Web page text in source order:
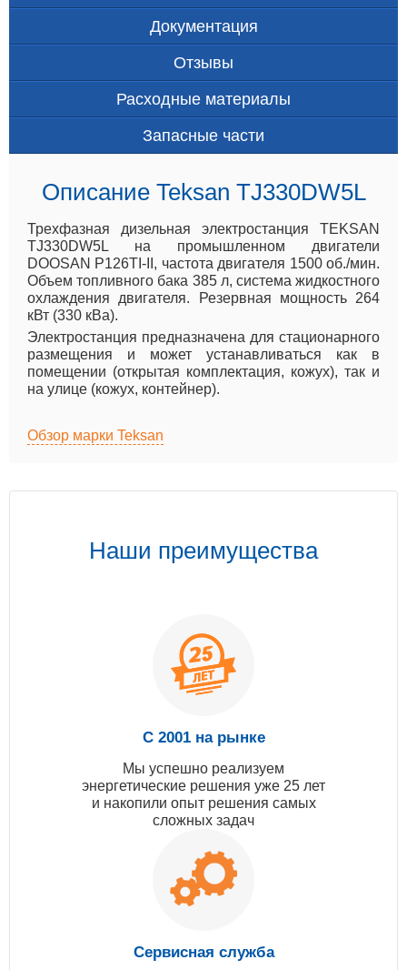
Документация
Отзывы
Расходные материалы
Запасные части
Описание Teksan TJ330DW5L
Трехфазная дизельная электростанция TEKSAN
TJ330DW5L на промышленном двигатели
DOOSAN P126TI-II, частота двигателя 1500 об./мин.
Объем топливного бака 385 л, система жидкостного
охлаждения двигателя. Резервная мощность 264
кВт (330 кВа).
Электростанция предназначена для стационарного
размещения и может устанавливаться как в
помещении (открытая комплектация, кожух), так и
на улице (кожух, контейнер).
Обзор марки Teksan
Наши преимущества
С 2001 на рынке
Мы успешно реализуем
энергетические решения уже 25 лет
и накопили опыт решения самых
сложных задач
Сервисная служба